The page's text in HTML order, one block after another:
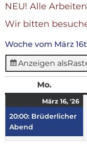
NEU! Alle
Wir bitten
Woche vom März
Anzeigen als
Mo.
März 16, '26
20:00: Brüderlicher
Abend